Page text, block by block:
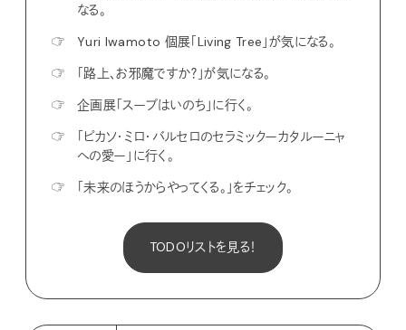
なる。
☞
Yuri Iwamoto 個展「Living Tree」が気になる。
☞
「路上、お邪魔ですか？」が気になる。
☞
企画展「スープはいのち」に行く。
☞
「ピカソ・ミロ・バルセロのセラミックーカタルーニャ
への愛ー」に行く。
☞
「未来のほうからやってくる。」をチェック。
TODOリストを見る！